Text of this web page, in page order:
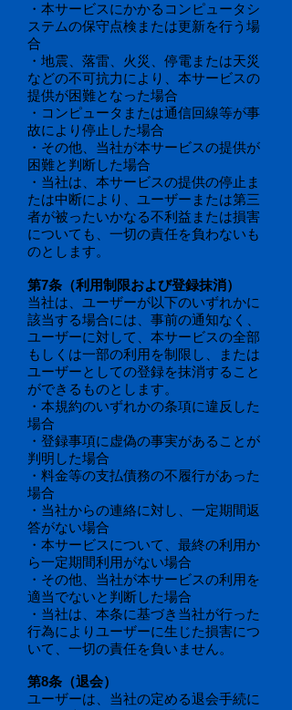
・本サービスにかかるコンピュータシ
ステムの保守点検または更新を行う場
合
・地震、落雷、火災、停電または天災
などの不可抗力により、本サービスの
提供が困難となった場合
・コンピュータまたは通信回線等が事
故により停止した場合
・その他、当社が本サービスの提供が
困難と判断した場合
・当社は、本サービスの提供の停止ま
たは中断により、ユーザーまたは第三
者が被ったいかなる不利益または損害
についても、一切の責任を負わないも
のとします。
第7条（利用制限および登録抹消）
当社は、ユーザーが以下のいずれかに
該当する場合には、事前の通知なく、
ユーザーに対して、本サービスの全部
もしくは一部の利用を制限し、または
ユーザーとしての登録を抹消すること
ができるものとします。
・本規約のいずれかの条項に違反した
場合
・登録事項に虚偽の事実があることが
判明した場合
・料金等の支払債務の不履行があった
場合
・当社からの連絡に対し、一定期間返
答がない場合
・本サービスについて、最終の利用か
ら一定期間利用がない場合
・その他、当社が本サービスの利用を
適当でないと判断した場合
・当社は、本条に基づき当社が行った
行為によりユーザーに生じた損害につ
いて、一切の責任を負いません。
第8条（退会）
ユーザーは、当社の定める退会手続に